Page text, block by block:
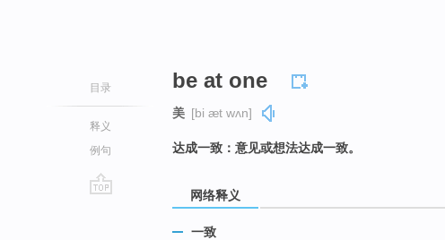
目录
释义
例句
be at one
美 [bi æt wʌn]
达成一致：意见或想法达成一致。
网络释义
一致